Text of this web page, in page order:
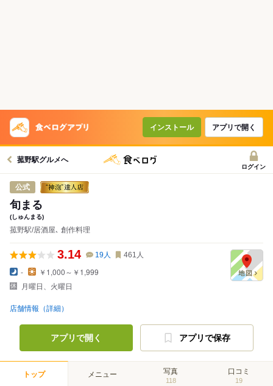
インストール アプリで開く
菰野駅グルメへ
ログイン
公式
旬まる
(しゅんまる)
菰野駅/居酒屋､ 創作料理
3.14 19人 461 人
-
￥1,000～￥1,999
月曜日、火曜日
店舗情報（詳細）
アプリで開く アプリで保存
トップ メニュー 写真
118
口コミ
19